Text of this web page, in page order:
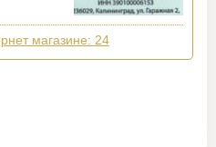
магазине: 24